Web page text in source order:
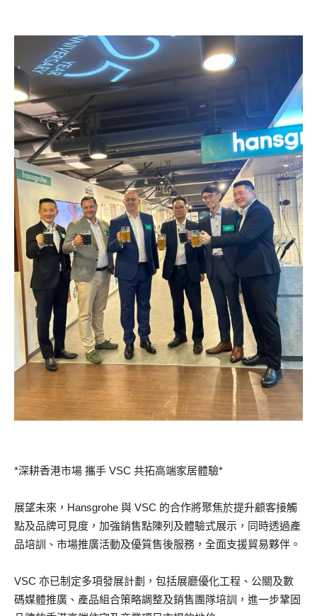
*深耕香港市場 攜手 VSC 共拓高端家居體驗*
展望未來，Hansgrohe 與 VSC 的合作將聚焦於提升顧客接觸
點及品牌可見度，加強銷售點陳列及體驗式展示，同時透過產
品培訓、市場推廣活動及優質售後服務，全面支援貿易夥伴。
VSC 亦已制定多項發展計劃，包括展廳優化工程、公關及數
碼媒體推廣、產品組合策略調整及銷售團隊培訓，進一步鞏固